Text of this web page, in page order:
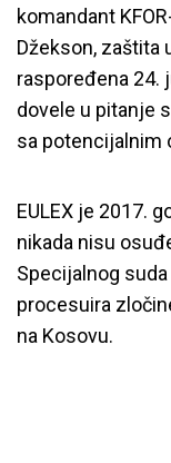
komandant
Džekson, zaštita
raspoređena 24.
dovele u pitanje
sa potencijalnim
EULEX je 2017.
nikada nisu
Specijalnog
procesuira
na Kosovu.